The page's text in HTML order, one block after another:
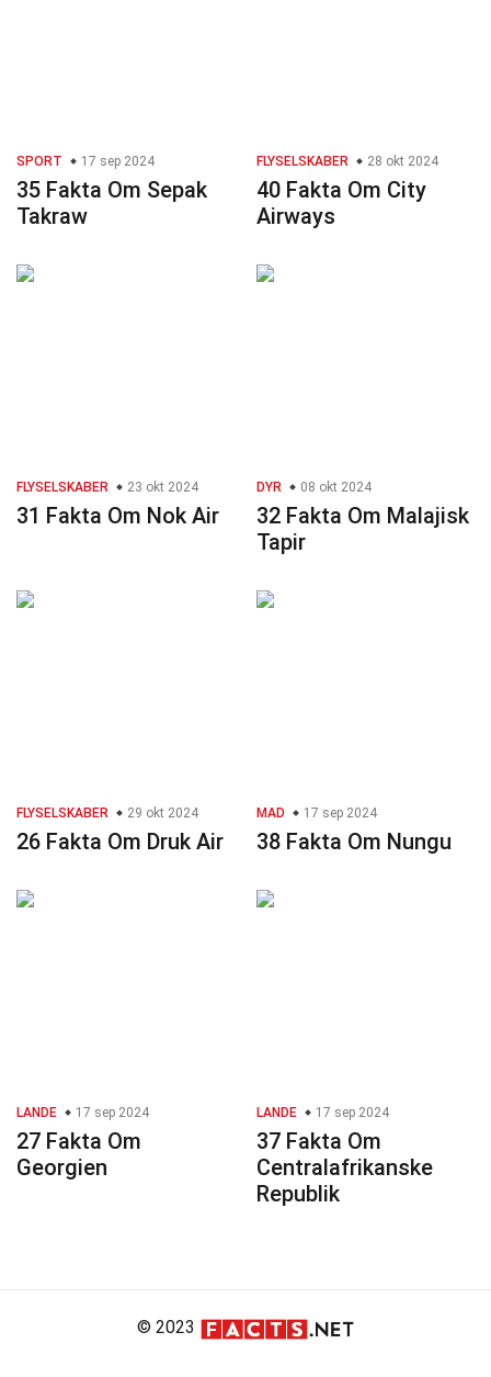
SPORT 17 sep 2024
35 Fakta Om Sepak
Takraw
FLYSELSKABER 28 okt 2024
40 Fakta Om City
Airways
FLYSELSKABER 23 okt 2024
31 Fakta Om Nok Air
DYR 08 okt 2024
32 Fakta Om Malajisk
Tapir
FLYSELSKABER 29 okt 2024
26 Fakta Om Druk Air
MAD 17 sep 2024
38 Fakta Om Nungu
LANDE 17 sep 2024
27 Fakta Om
Georgien
LANDE 17 sep 2024
37 Fakta Om
Centralafrikanske
Republik
© 2023